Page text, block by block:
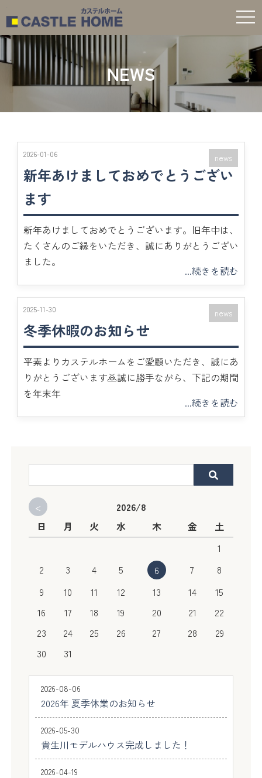
t
o
e
n
a
v
a
NEWS
2026-01-06
新年あけましておめでとうござい
ます
news
新年あけましておめでとうございます。旧年中は、
たくさんのご縁をいただき、誠にありがとうござい
ました。
...続きを読む
2025-11-30
冬季休暇のお知らせ
news
平素よりカステルホームをご愛顧いただき、誠にあ
りがとうございます🙇誠に勝手ながら、下記の期間
を年末年
...続きを読む
<
2026/8
日
月 火 水 木 金
土
1
2
3 4 5 6 7
8
9
10 11 12 13 14
15
16
17 18 19 20 21
22
23
24 25 26 27 28
29
30
31
2026-08-06
2026年 夏季休業のお知らせ
2026-05-30
貴生川モデルハウス完成しました！
2026-04-19